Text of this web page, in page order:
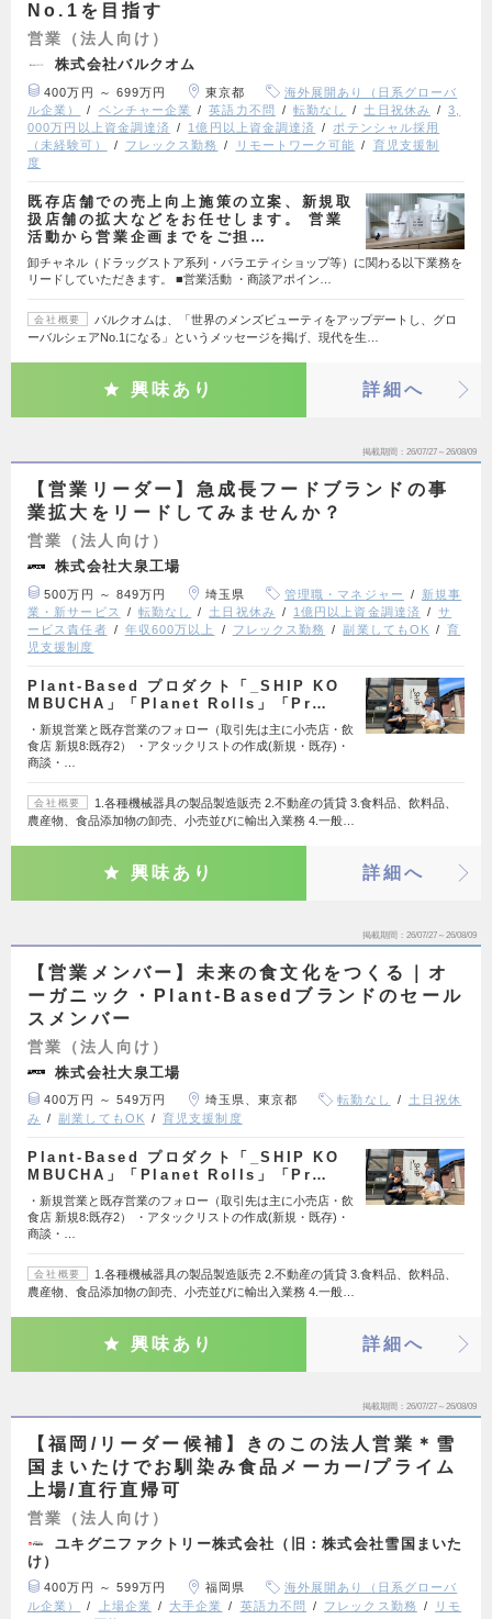
No.1を目指す
営業（法人向け）
株式会社バルクオム
400万円 ～ 699万円 東京都
海外展開あり（日系グローバ
ル企業）
ベンチャー企業 英語力不問 転勤なし 土日祝休み
3,
000万円以上資金調達済
1億円以上資金調達済
ポテンシャル採用
（未経験可）
フレックス勤務 リモートワーク可能
育児支援制
度
既存店舗での売上向上施策の立案、新規取
扱店舗の拡大などをお任せします。 営業
活動から営業企画までをご担…
卸チャネル（ドラッグストア系列・バラエティショップ等）に関わる以下業務を
リードしていただきます。 ■営業活動 ・商談アポイン…
会社概要
バルクオムは、「世界のメンズビューティをアップデートし、グロ
ーバルシェアNo.1になる」というメッセージを掲げ、現代を生…
興味あり 詳細へ
掲載期間 26/07/27～26/08/09
【営業リーダー】急成長フードブランドの事
業拡大をリードしてみませんか？
営業（法人向け）
株式会社大泉工場
500万円 ～ 849万円 埼玉県 管理職・マネジャー
新規事
業・新サービス
転勤なし 土日祝休み 1億円以上資金調達済
サ
ービス責任者
年収600万以上 フレックス勤務 副業してもOK
育
児支援制度
Plant-Based プロダクト「_SHIP KO
MBUCHA」「Planet Rolls」「Pr…
・新規営業と既存営業のフォロー（取引先は主に小売店・飲
食店 新規8:既存2） ・アタックリストの作成(新規・既存)・
商談・…
会社概要
1.各種機械器具の製品製造販売 2.不動産の賃貸 3.食料品、飲料品、
農産物、食品添加物の卸売、小売並びに輸出入業務 4.一般…
興味あり 詳細へ
掲載期間 26/07/27～26/08/09
【営業メンバー】未来の食文化をつくる｜オ
ーガニック・Plant-Basedブランドのセール
スメンバー
営業（法人向け）
株式会社大泉工場
400万円 ～ 549万円 埼玉県、東京都 転勤なし
土日祝休
み
副業してもOK 育児支援制度
Plant-Based プロダクト「_SHIP KO
MBUCHA」「Planet Rolls」「Pr…
・新規営業と既存営業のフォロー（取引先は主に小売店・飲
食店 新規8:既存2） ・アタックリストの作成(新規・既存)・
商談・…
会社概要
1.各種機械器具の製品製造販売 2.不動産の賃貸 3.食料品、飲料品、
農産物、食品添加物の卸売、小売並びに輸出入業務 4.一般…
興味あり 詳細へ
掲載期間 26/07/27～26/08/09
【福岡/リーダー候補】きのこの法人営業＊雪
国まいたけでお馴染み食品メーカー/プライム
上場/直行直帰可
営業（法人向け）
ユキグニファクトリー株式会社（旧：株式会社雪国まいた
け）
400万円 ～ 599万円 福岡県
海外展開あり（日系グローバ
ル企業）
上場企業 大手企業 英語力不問 フレックス勤務
リモ